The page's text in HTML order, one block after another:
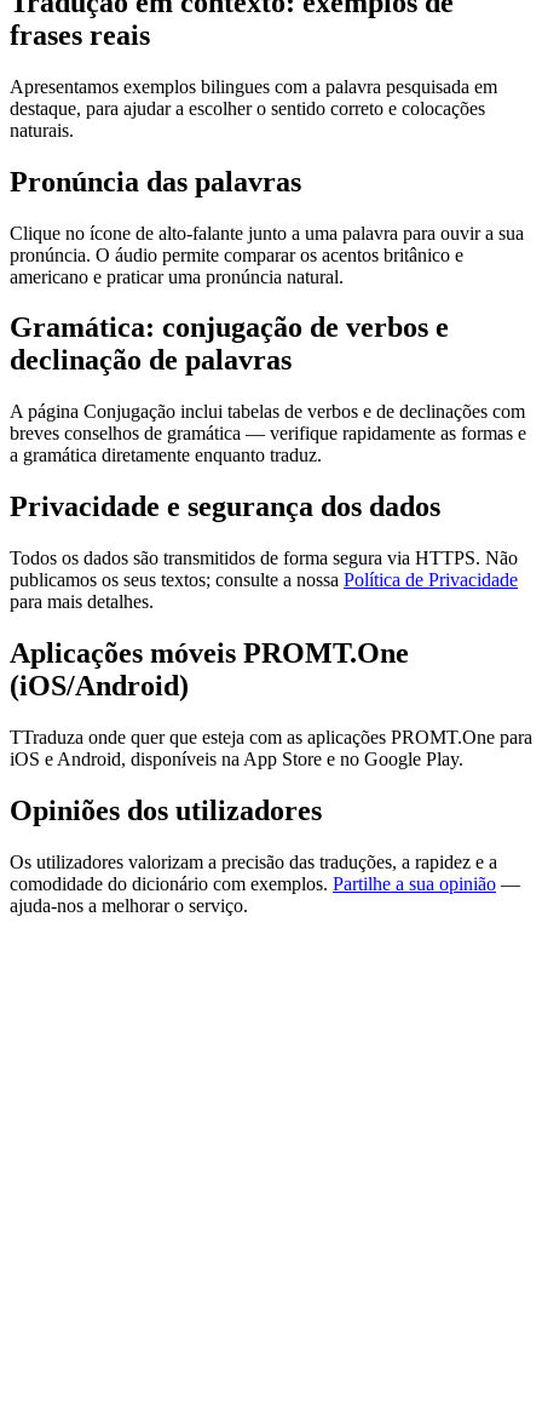
frases reais
Apresentamos exemplos bilingues com a palavra pesquisada em
destaque, para ajudar a escolher o sentido correto e colocações
naturais.
Pronúncia das palavras
Clique no ícone de alto-falante junto a uma palavra para ouvir a sua
pronúncia. O áudio permite comparar os acentos britânico e
americano e praticar uma pronúncia natural.
Gramática: conjugação de verbos e
declinação de palavras
A página Conjugação inclui tabelas de verbos e de declinações com
breves conselhos de gramática — verifique rapidamente as formas e
a gramática diretamente enquanto traduz.
Privacidade e segurança dos dados
Todos os dados são transmitidos de forma segura via HTTPS. Não
publicamos os seus textos; consulte a nossa Política de Privacidade
para mais detalhes.
Aplicações móveis PROMT.One
(iOS/Android)
TTraduza onde quer que esteja com as aplicações PROMT.One para
iOS e Android, disponíveis na App Store e no Google Play.
Opiniões dos utilizadores
Os utilizadores valorizam a precisão das traduções, a rapidez e a
comodidade do dicionário com exemplos. Partilhe a sua opinião —
ajuda-nos a melhorar o serviço.